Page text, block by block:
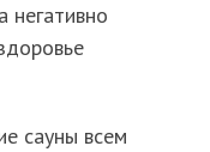
негативно
сауны всем